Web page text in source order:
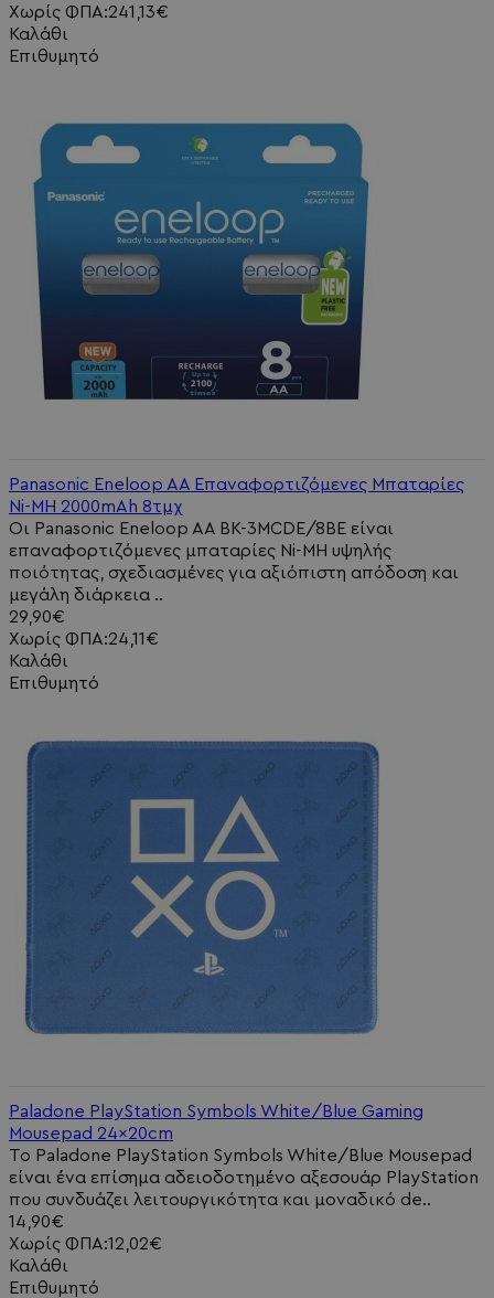
Χωρίς ΦΠΑ:241,13€
Καλάθι
Επιθυμητό
Panasonic Eneloop AA Επαναφορτιζόμενες Μπαταρίες
Ni-MH 2000mAh 8τμχ
Οι Panasonic Eneloop AA BK-3MCDE/8BE είναι
επαναφορτιζόμενες μπαταρίες Ni-MH υψηλής
ποιότητας, σχεδιασμένες για αξιόπιστη απόδοση και
μεγάλη διάρκεια ..
29,90€
Χωρίς ΦΠΑ:24,11€
Καλάθι
Επιθυμητό
Paladone PlayStation Symbols White/Blue Gaming
Mousepad 24x20cm
Το Paladone PlayStation Symbols White/Blue Mousepad
είναι ένα επίσημα αδειοδοτημένο αξεσουάρ PlayStation
που συνδυάζει λειτουργικότητα και μοναδικό de..
14,90€
Χωρίς ΦΠΑ:12,02€
Καλάθι
Επιθυμητό